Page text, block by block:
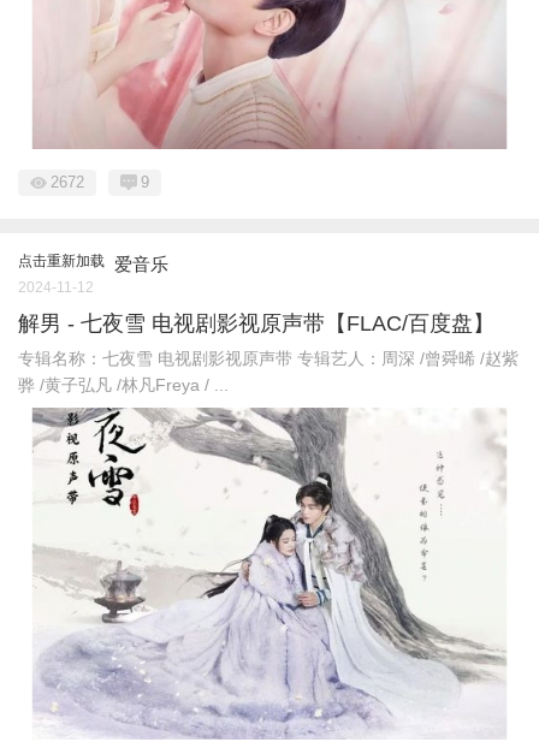
2672 9
点击重新加载 爱音乐
2024-11-12
解男 - 七夜雪 电视剧影视原声带【FLAC/百度盘】
专辑名称：七夜雪 电视剧影视原声带 专辑艺人：周深 /曾舜晞 /赵紫
骅 /黄子弘凡 /林凡Freya / ...